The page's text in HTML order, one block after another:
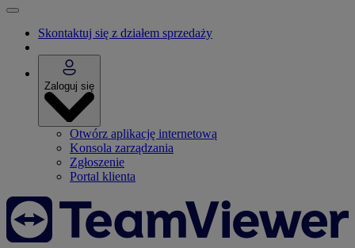
Skontaktuj się z działem sprzedaży
Zaloguj się
Otwórz aplikację internetową
Konsola zarządzania
Zgłoszenie
Portal klienta